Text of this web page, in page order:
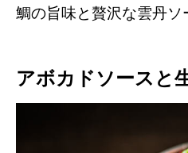
鯛の旨味と贅沢な雲丹ソ
アボカドソースと